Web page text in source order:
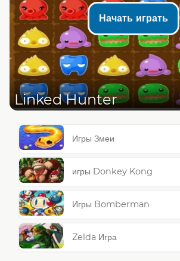
Начать играть
Linked Hunter
Игры Змеи
игры Donkey Kong
Игры Bomberman
Zelda Игра